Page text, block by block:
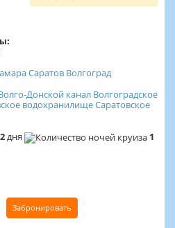
Саратов Волгоград
Донской канал Волгоградское
водохранилищеСаратовское
2дня
1
Забронировать